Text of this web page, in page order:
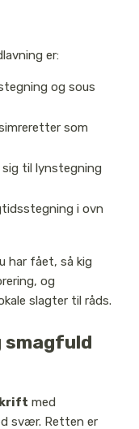
er:
og sous
som
til lynstegning
i ovn
har fået, så kig
og
slagter til råds.
smagfuld
med
svær. Retten er